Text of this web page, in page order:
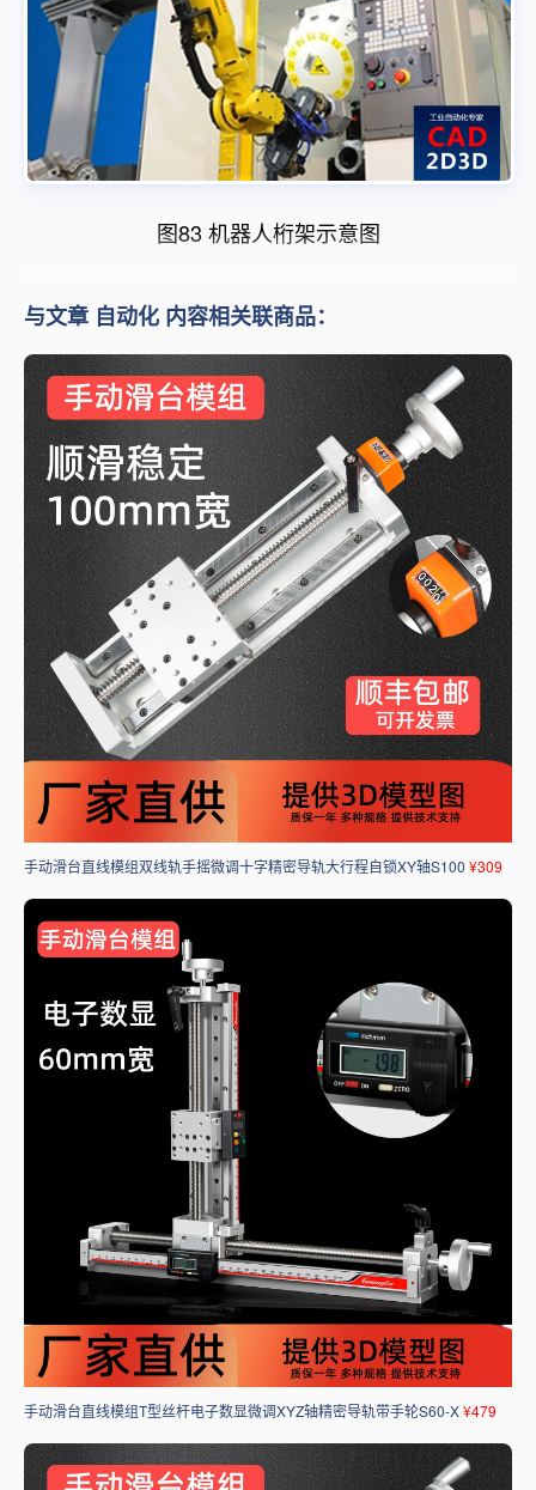
图83 机器人桁架示意图
与文章 自动化 内容相关联商品：
手动滑台直线模组双线轨手摇微调十字精密导轨大行程自锁XY轴S100 ¥309
手动滑台直线模组T型丝杆电子数显微调XYZ轴精密导轨带手轮S60-X¥479